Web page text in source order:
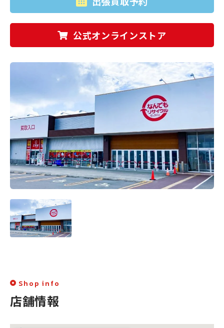
公式オンラインストア
Shop info
店舗情報